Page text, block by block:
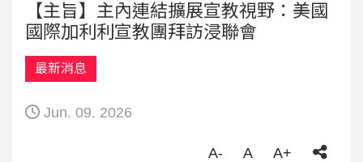
【主旨】主內連結擴展宣教視野：美國
國際加利利宣教團拜訪浸聯會
最新消息
Jun. 09. 2026
A- A A+